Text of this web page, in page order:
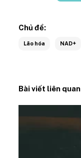
Chủ đề:
Lão hóa NAD+
Bài viết liên quan